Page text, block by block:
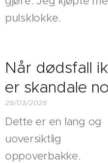
pulsklokke.
Når dødsfall
er skandale
26/03/2026
Dette er en lang og
uoversiktlig
oppoverbakke.